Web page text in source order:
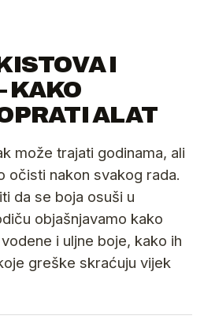
I
KAKO
ALAT
može trajati godinama, ali
očisti nakon svakog rada.
da se boja osuši u
objašnjavamo kako
i uljne boje, kako ih
greške skraćuju vijek